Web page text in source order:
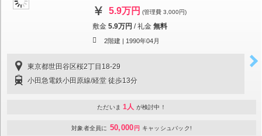
5.9万円 (管理費 3,000円)
敷金 5.9万円 /礼金 無料
2階建 | 1990年04月
東京都世田谷区桜2丁目18-29
小田急電鉄小田原線/経堂 徒歩13分
ただいま 1人 が検討中！
対象者全員に 50,000 円 キャッシュバック!